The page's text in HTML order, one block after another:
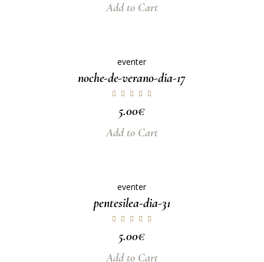
Add to Cart
eventer
noche-de-verano-dia-17
5.00€
Add to Cart
eventer
pentesilea-dia-31
5.00€
Add to Cart